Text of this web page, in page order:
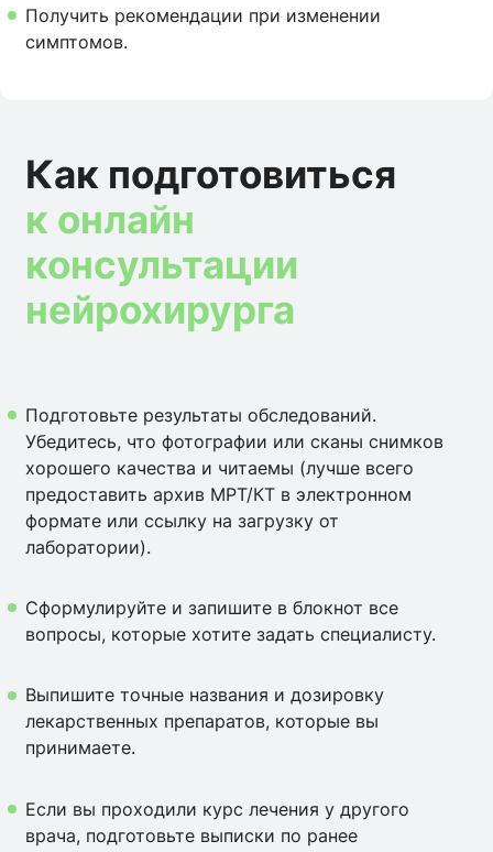
Получить рекомендации при изменении
симптомов.
Как подготовиться
к онлайн
консультации
нейрохирурга
Подготовьте результаты обследований.
Убедитесь, что фотографии или сканы снимков
хорошего качества и читаемы (лучше всего
предоставить архив МРТ/КТ в электронном
формате или ссылку на загрузку от
лаборатории).
Сформулируйте и запишите в блокнот все
вопросы, которые хотите задать специалисту.
Выпишите точные названия и дозировку
лекарственных препаратов, которые вы
принимаете.
Если вы проходили курс лечения у другого
врача, подготовьте выписки по ранее